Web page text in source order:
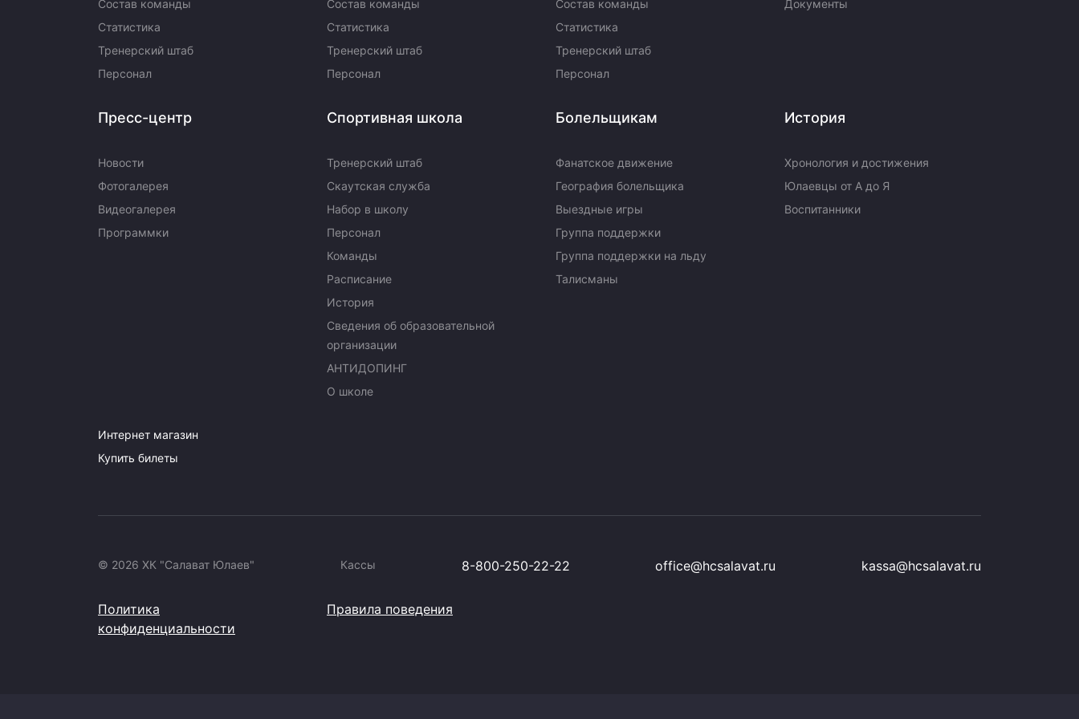
Состав команды
Статистика
Тренерский штаб
Персонал
Состав команды
Статистика
Тренерский штаб
Персонал
Состав команды
Статистика
Тренерский штаб
Персонал
Документы
Пресс-центр
Новости
Фотогалерея
Видеогалерея
Программки
Спортивная школа
Тренерский штаб
Скаутская служба
Набор в школу
Персонал
Команды
Расписание
История
Сведения об образовательной
организации
АНТИДОПИНГ
О школе
Болельщикам
Фанатское движение
География болельщика
Выездные игры
Группа поддержки
Группа поддержки на льду
Талисманы
История
Хронология и достижения
Юлаевцы от А до Я
Воспитанники
Интернет магазин
Купить билеты
© 2026 ХК "Салават Юлаев" Кассы 8-800-250-22-22 office@hcsalavat.ru kassa@hcsalavat.ru
Политика
конфиденциальности
Правила поведения